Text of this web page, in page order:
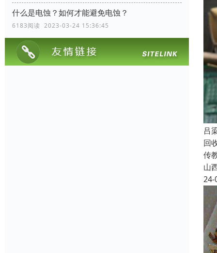
什么是电蚀？如何才能避免电蚀？
6183阅读 2023-03-24 15:36:45
吕
回
传
山
24-